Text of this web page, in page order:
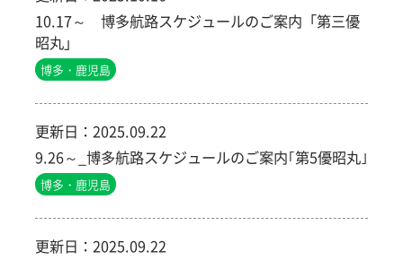
10.17～ 博多航路スケジュールのご案内「第三優
昭丸」
博多・鹿児島
更新日： 2025.09.22
9.26～_博多航路スケジュールのご案内｢第5優昭丸｣
博多・鹿児島
更新日： 2025.09.22